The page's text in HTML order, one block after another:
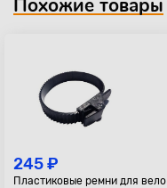
Похожие товары
245 ₽
Пластиковые ремни для вело